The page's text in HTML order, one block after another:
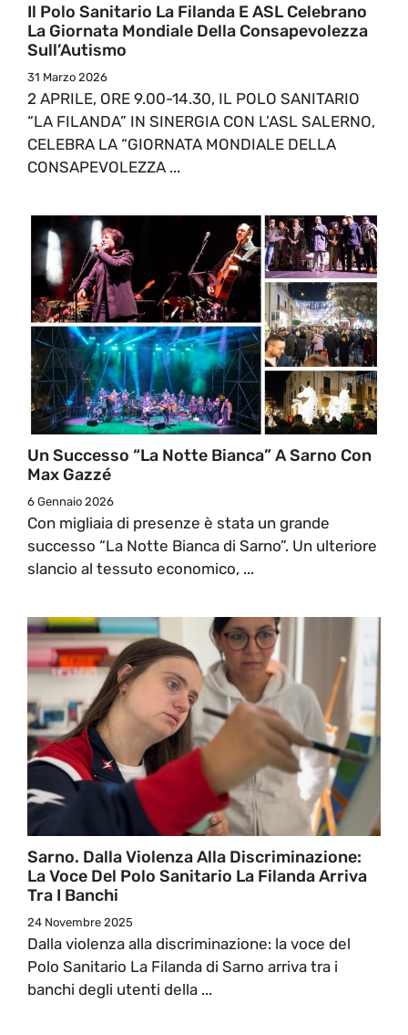
Il Polo Sanitario La Filanda E ASL Celebrano
La Giornata Mondiale Della Consapevolezza
Sull’Autismo
31 Marzo 2026
2 APRILE, ORE 9.00-14.30, IL POLO SANITARIO
“LA FILANDA” IN SINERGIA CON L’ASL SALERNO,
CELEBRA LA “GIORNATA MONDIALE DELLA
CONSAPEVOLEZZA ...
Un Successo “La Notte Bianca” A Sarno Con
Max Gazzé
6 Gennaio 2026
Con migliaia di presenze è stata un grande
successo “La Notte Bianca di Sarno”. Un ulteriore
slancio al tessuto economico, ...
Sarno. Dalla Violenza Alla Discriminazione:
La Voce Del Polo Sanitario La Filanda Arriva
Tra I Banchi
24 Novembre 2025
Dalla violenza alla discriminazione: la voce del
Polo Sanitario La Filanda di Sarno arriva tra i
banchi degli utenti della ...